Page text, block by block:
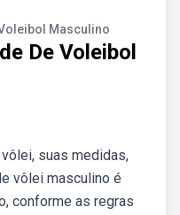
Masculino
De Voleibol
suas medidas,
vôlei masculino é
conforme as regras